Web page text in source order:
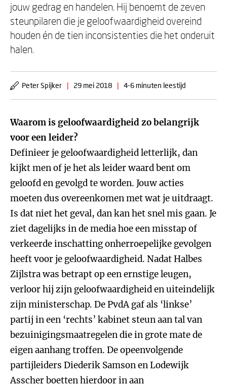
jouw gedrag en handelen. Hij benoemt de zeven
steunpilaren die je geloofwaardigheid overeind
houden én de tien inconsistenties die het onderuit
halen.
Peter Spijker | 29 mei 2018 | 4-6 minuten leestijd
Waarom is geloofwaardigheid zo belangrijk
voor een leider?
Definieer je geloofwaardigheid letterlijk, dan
kijkt men of je het als leider waard bent om
geloofd en gevolgd te worden. Jouw acties
moeten dus overeenkomen met wat je uitdraagt.
Is dat niet het geval, dan kan het snel mis gaan. Je
ziet dagelijks in de media hoe een misstap of
verkeerde inschatting onherroepelijke gevolgen
heeft voor je geloofwaardigheid. Nadat Halbes
Zijlstra was betrapt op een ernstige leugen,
verloor hij zijn geloofwaardigheid en uiteindelijk
zijn ministerschap. De PvdA gaf als ‘linkse’
partij in een ‘rechts’ kabinet steun aan tal van
bezuinigingsmaatregelen die in grote mate de
eigen aanhang troffen. De opeenvolgende
partijleiders Diederik Samson en Lodewijk
Asscher boetten hierdoor in aan